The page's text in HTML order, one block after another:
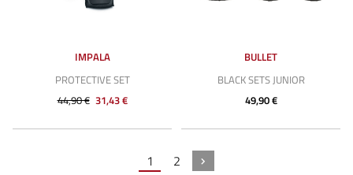
IMPALA
PROTECTIVE SET
44,90 € 31,43 €
BULLET
BLACK SETS JUNIOR
49,90 €
1 2